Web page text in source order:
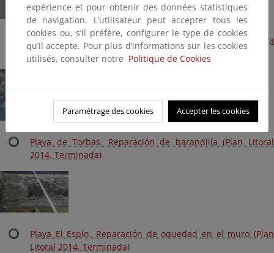
Playa de Foxo. Acondicionamiento zona mobiliario y playa
(Plan Litoral 2014, Terminada)
Playa de Torbas. Reparación de barandilla (Plan Litoral
2014, Terminada)
Playa El Espín. Reparación de oquedad en el muro (Plan
Litoral 2014, Terminada)
expérience et pour obtenir des données statistiques
de navigation. L’utilisateur peut accepter tous les
cookies ou, s’il préfère, configurer le type de cookies
qu’il accepte. Pour plus d’informations sur les cookies
utilisés, consulter notre Politique de Cookies
Paramétrage des cookies Accepter les cookies